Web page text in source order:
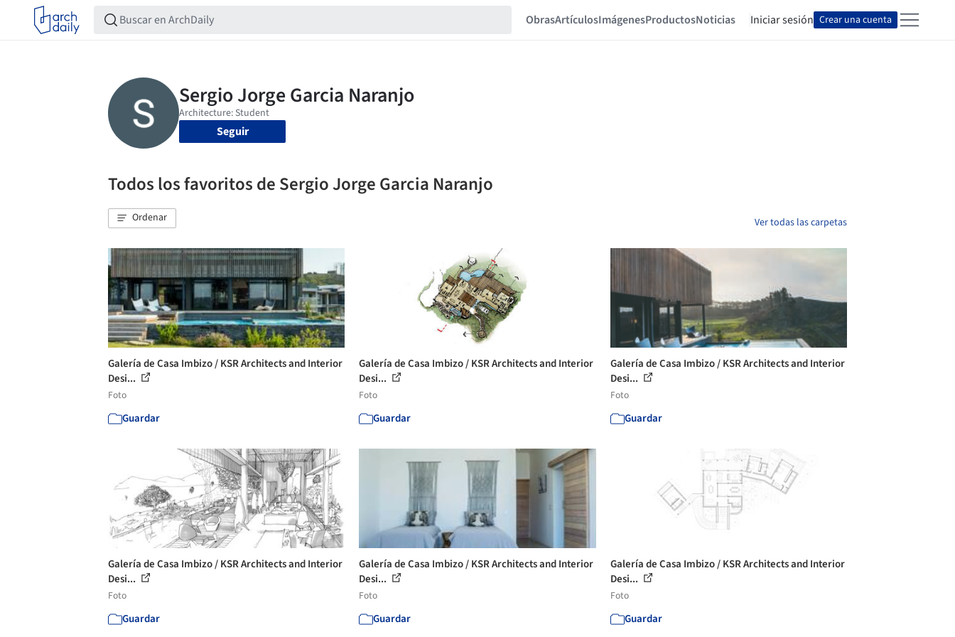
ObrasArtículosImágenesProductosNoticias Iniciar sesión Crear una cuenta
Seguir
Todos los favoritos de Sergio Jorge Garcia Naranjo
Ordenar Ver todas las carpetas
Galería de Casa Imbizo / KSR Architects and Interior
Desi...
Foto
Guardar
Galería de Casa Imbizo / KSR Architects and Interior
Desi...
Foto
Guardar
Galería de Casa Imbizo / KSR Architects and Interior
Desi...
Foto
Guardar
Galería de Casa Imbizo / KSR Architects and Interior
Desi...
Foto
Guardar
Galería de Casa Imbizo / KSR Architects and Interior
Desi...
Foto
Guardar
Galería de Casa Imbizo / KSR Architects and Interior
Desi...
Foto
Guardar